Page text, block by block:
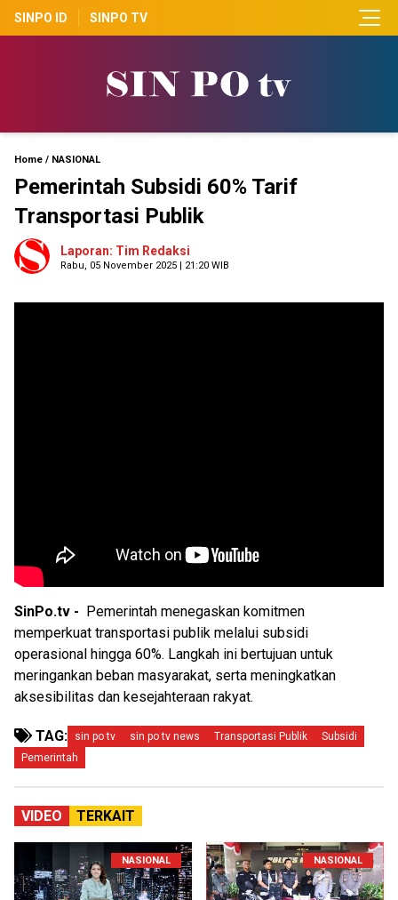
SINPO ID SINPO TV
Home / NASIONAL
Pemerintah Subsidi 60% Tarif
Transportasi Publik
Laporan: Tim Redaksi
Rabu, 05 November 2025 | 21:20 WIB
SinPo.tv -
Pemerintah menegaskan komitmen
memperkuat transportasi publik melalui subsidi
operasional hingga 60%. Langkah ini bertujuan untuk
meringankan beban masyarakat, serta meningkatkan
aksesibilitas dan kesejahteraan rakyat.
TAG: sin po tv sin po tv news Transportasi Publik
Subsidi
Pemerintah
VIDEO TERKAIT
NASIONAL NASIONAL